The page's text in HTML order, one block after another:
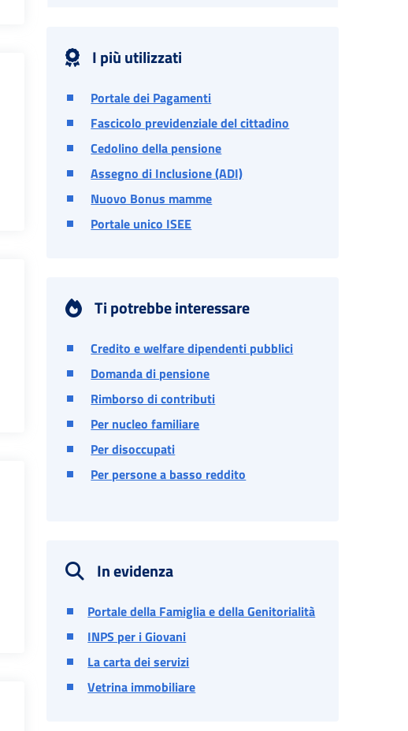
I più utilizzati
Portale dei Pagamenti
Fascicolo previdenziale del cittadino
Cedolino della pensione
Assegno di Inclusione (ADI)
Nuovo Bonus mamme
Portale unico ISEE
Ti potrebbe interessare
Credito e welfare dipendenti pubblici
Domanda di pensione
Rimborso di contributi
Per nucleo familiare
Per disoccupati
Per persone a basso reddito
In evidenza
Portale della Famiglia e della Genitorialità
INPS per i Giovani
La carta dei servizi
Vetrina immobiliare